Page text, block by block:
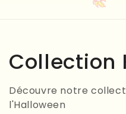
C
o
Collection
Découvre notre
l'Halloween